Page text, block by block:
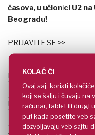
časova, u učionici U2
Beogradu!
PRIJAVITE SE >>
Ime i prezime*
E-mail adresa*
Zanimanje
KOLAČIĆI
Ovaj sajt koristi
koji se šalju i čuvaju na
računar, tablet ili drugi
put kada posetite veb
dozvoljavaju veb sajtu